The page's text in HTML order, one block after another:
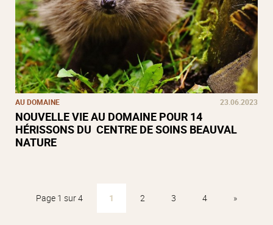
AU DOMAINE 23.06.2023
NOUVELLE VIE AU DOMAINE POUR 14
HÉRISSONS DU CENTRE DE SOINS BEAUVAL
NATURE
Page 1 sur 4 1 2 3 4 »